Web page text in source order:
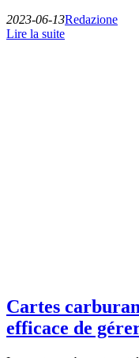
2023-06-13Redazione
Lire la suite
Cartes
efficace de